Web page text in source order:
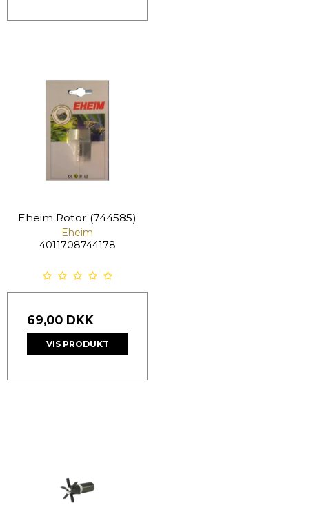
Eheim Rotor (744585)
Eheim
4011708744178
69,00 DKK
VIS PRODUKT